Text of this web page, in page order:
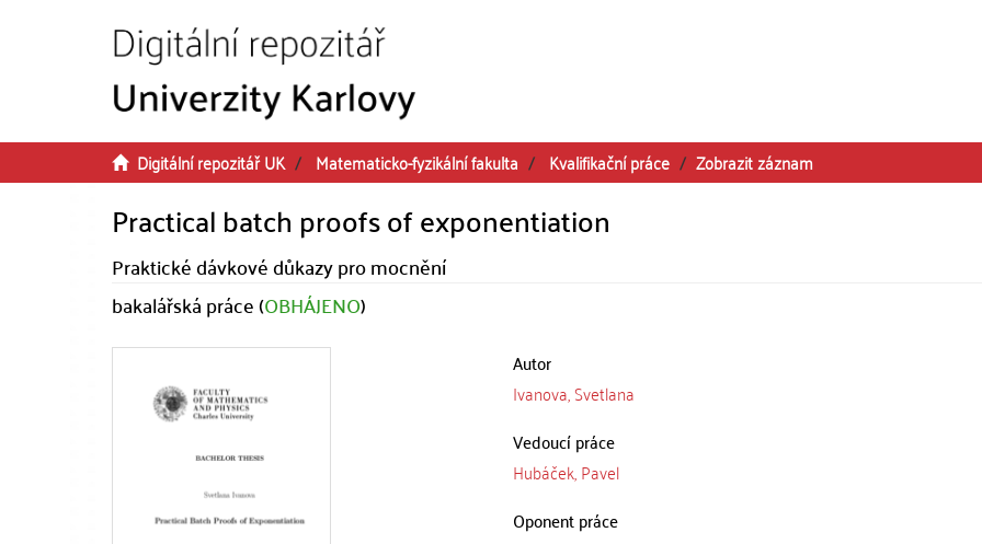
Digitální repozitář UK Matematicko-fyzikální fakulta Kvalifikační práce Zobrazit záznam
Practical batch proofs of exponentiation
Praktické dávkové důkazy pro mocnění
bakalářská práce (OBHÁJENO)
Autor
Ivanova, Svetlana
Vedoucí práce
Hubáček, Pavel
Oponent práce